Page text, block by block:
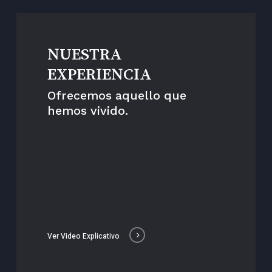
NUESTRA
EXPERIENCIA
Ofrecemos aquello que
hemos vivido.
Ver Video Explicativo